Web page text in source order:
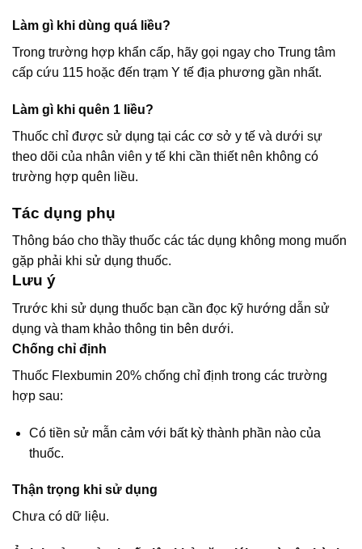
Làm gì khi dùng quá liều?
Trong trường hợp khẩn cấp, hãy gọi ngay cho Trung tâm
cấp cứu 115 hoặc đến trạm Y tế địa phương gần nhất.
Làm gì khi quên 1 liều?
Thuốc chỉ được sử dụng tại các cơ sở y tế và dưới sự
theo dõi của nhân viên y tế khi cần thiết nên không có
trường hợp quên liều.
Tác dụng phụ
Thông báo cho thầy thuốc các tác dụng không mong muốn
gặp phải khi sử dụng thuốc.
Lưu ý
Trước khi sử dụng thuốc bạn cần đọc kỹ hướng dẫn sử
dụng và tham khảo thông tin bên dưới.
Chống chỉ định
Thuốc Flexbumin 20% chống chỉ định trong các trường
hợp sau:
Có tiền sử mẫn cảm với bất kỳ thành phần nào của
thuốc.
Thận trọng khi sử dụng
Chưa có dữ liệu.